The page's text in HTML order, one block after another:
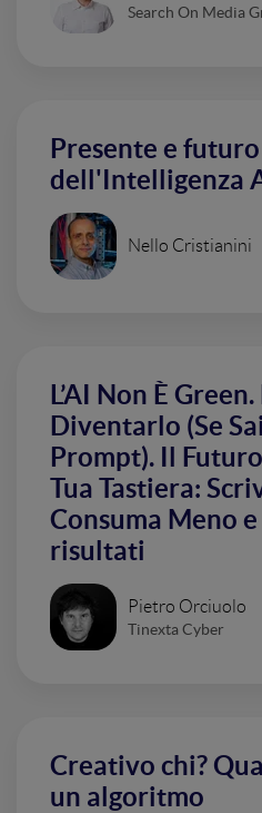
Search On Media
Presente e
dell'Intelligenza
Nello Cristianini
L’AI Non È
Diventarlo (Se
Prompt). Il
Tua Tastiera:
Consuma Meno
risultati
Pietro Orciuolo
Tinexta Cyber
Creativo chi?
un algoritmo